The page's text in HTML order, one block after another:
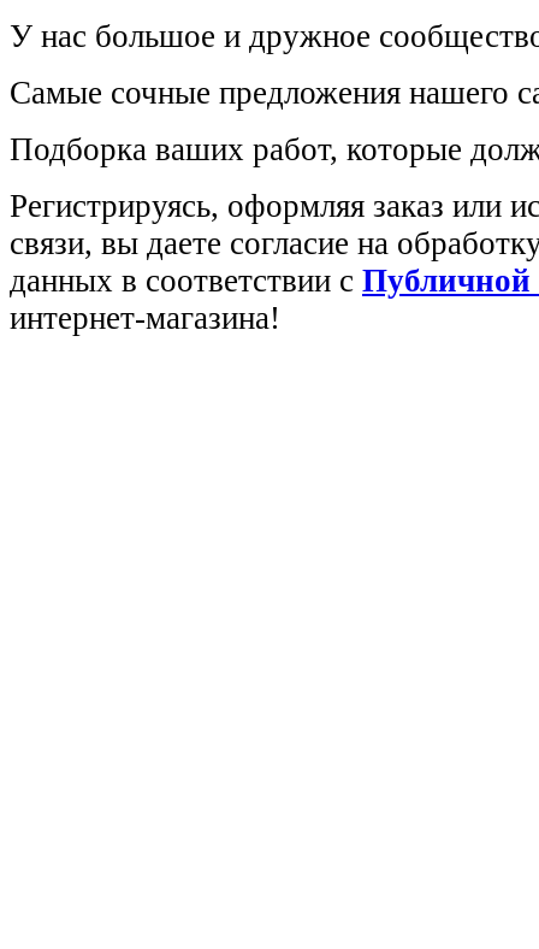
У нас большое и дружное
Самые сочные предложения нашего
Подборка ваших работ, которые
Регистрируясь, оформляя заказ или
связи, вы даете согласие на
данных в соответствии с Публичной
интернет-магазина!